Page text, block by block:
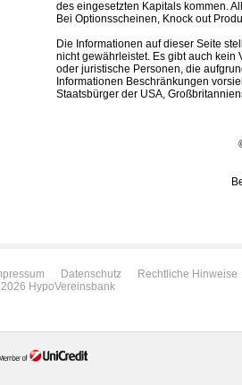
des eingesetzten Kapitals kommen.
Bei Optionsscheinen, Knock out
Die Informationen auf dieser Seite
nicht gewährleistet. Es gibt auch kein
oder juristische Personen, die
Informationen Beschränkungen
Staatsbürger der USA,
Datenschutz
Rechtliche Hinweise
HypoVereinsbank